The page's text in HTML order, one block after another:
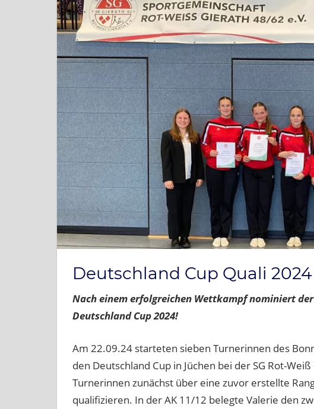
Deutschland Cup Quali
Nach einem erfolgreichen Wettkampf nominiert der
Deutschland Cup 2024!
Am 22.09.24 starteten sieben Turnerinnen des
den Deutschland Cup in Jüchen bei der SG Rot-
Turnerinnen zunächst über eine zuvor erstellte
qualifizieren. In der AK 11/12 belegte Valerie den